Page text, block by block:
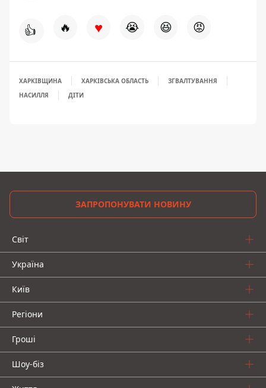
👍 🔥 ♥ 😭 😆 😡
ХАРКІВЩИНА ХАРКІВСЬКА ОБЛАСТЬ
ЗГВАЛТУВАННЯ
НАСИЛЛЯ
ДІТИ
ЗАПРОПОНУВАТИ НОВИНУ
Світ
Україна
Київ
Регіони
Гроші
Шоу-біз